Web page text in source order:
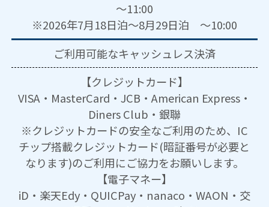
～11:00
※2026年7月18日泊～8月29日泊 ～10:00
ご利用可能なキャッシュレス決済
【クレジットカード】
VISA・MasterCard・JCB・American Express・
Diners Club・銀聯
※クレジットカードの安全なご利用のため、IC
チップ搭載クレジットカード(暗証番号が必要と
なります)のご利用にご協力をお願いします。
【電子マネー】
iD・楽天Edy・QUICPay・nanaco・WAON・交